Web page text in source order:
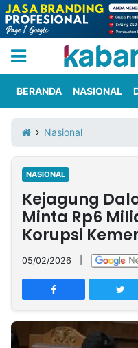
Iklan
Berita
Kami
Nasional
International
Olahraga
Entertainment
Daerah
Pariwisata
Kuliner
Kolom
Network
PT
TREETAN
INDONESIA
BERANDA NASIONAL
Nasional
NASIONAL
Kejagung
Minta Rp6
Korupsi
05/02/2026